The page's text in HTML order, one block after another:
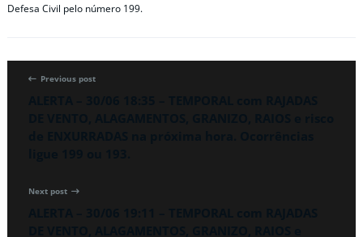
Defesa Civil pelo número 199.
Previous post
Next post